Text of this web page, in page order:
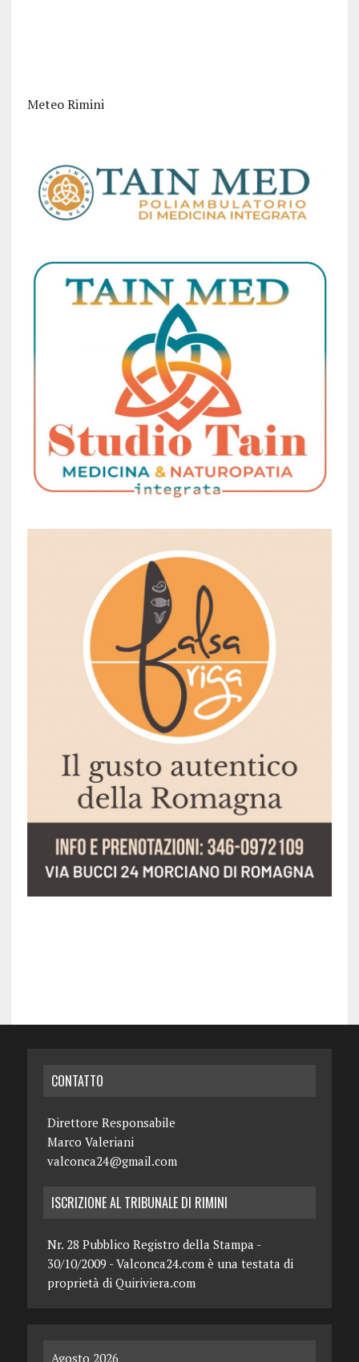
Meteo Rimini
CONTATTO
Direttore Responsabile
Marco Valeriani
valconca24@gmail.com
ISCRIZIONE AL TRIBUNALE DI RIMINI
Nr. 28 Pubblico Registro della Stampa -
30/10/2009 - Valconca24.com è una testata di
proprietà di Quiriviera.com
Agosto 2026